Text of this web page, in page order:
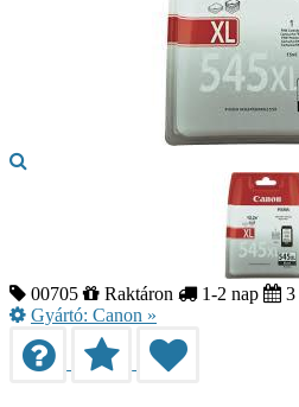
00705 Raktáron 1-2 nap 3
Gyártó: Canon »